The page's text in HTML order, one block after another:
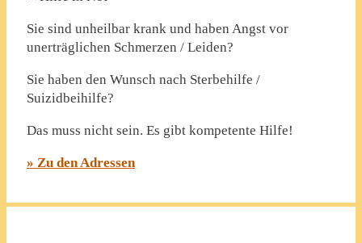
Sie sind unheilbar krank und haben Angst vor
unerträglichen Schmerzen / Leiden?
Sie haben den Wunsch nach Sterbehilfe /
Suizidbeihilfe?
Das muss nicht sein. Es gibt kompetente Hilfe!
» Zu den Adressen